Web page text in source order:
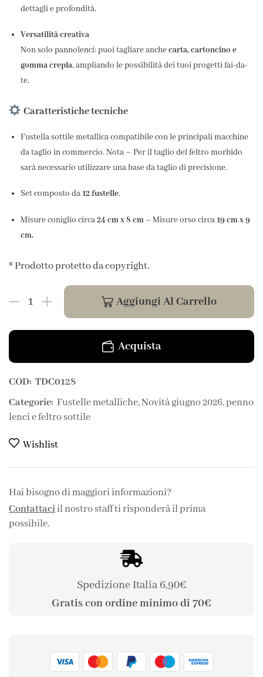
dettagli e profondità.
Versatilità creativa
Non solo pannolenci: puoi tagliare anchecarta, cartoncino e
gomma crepla, ampliando le possibilità dei tuoi progetti fai-da-
te.
Caratteristiche tecniche
Fustella sottile metallica compatibile con le principali macchine
da taglio in commercio. Nota – Per il taglio del feltro morbido
sarà necessario utilizzare una base da taglio di precisione.
Set composto da12 fustelle.
Misure coniglio circa24 cm x 8 cm –Misure orso circa19 cm x 9
cm.
® Prodotto protetto da copyright.
Aggiungi Al Carrello
Acquista
COD: TDC0128
Categorie: Fustelle metalliche,Novità giugno 2026,penno
lenci e feltro sottile
Wishlist
Hai bisogno di maggiori informazioni?
Contattaciil nostro staff ti risponderà il prima
possibile.
Spedizione Italia 6,90€
Gratis con ordine minimo di 70€